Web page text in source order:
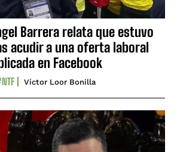
Barrera relata que estuvo
acudir a una oferta laboral
en Facebook
Víctor Loor Bonilla